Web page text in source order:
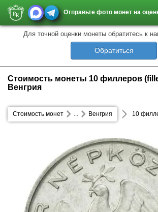
Отправьте фото монет на
Для точной оценки монеты обратитесь к
Обратиться
Стоимость монеты 10 филлеров
Венгрия
Стоимость монет Венгрия
... 10